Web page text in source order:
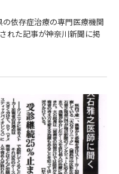
の依存症治療の専門医療機関
れた記事が神奈川新聞に掲